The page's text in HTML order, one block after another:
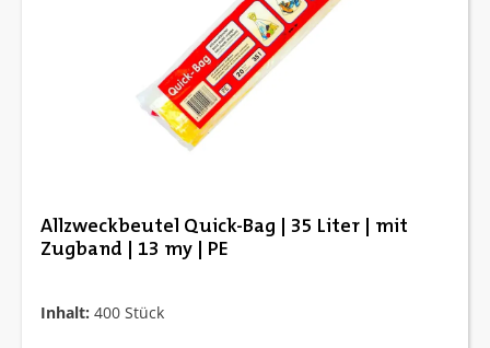
Allzweckbeutel Quick-Bag | 35 Liter | mit
Zugband | 13 my | PE
Inhalt: 400 Stück